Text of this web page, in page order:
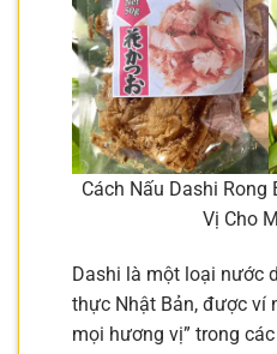
Cách Nấu Dashi Rong
Vị Cho
Dashi là một loại nước
thực Nhật Bản, được ví
mọi hương vị” trong